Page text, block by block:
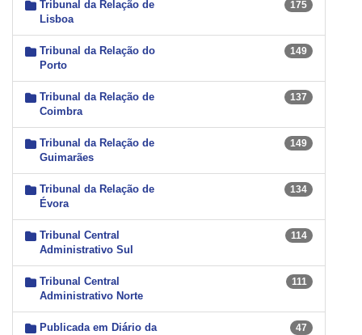
Tribunal da Relação de
Lisboa
175
Tribunal da Relação do
Porto
149
Tribunal da Relação de
Coimbra
137
Tribunal da Relação de
Guimarães
149
Tribunal da Relação de
Évora
134
Tribunal Central
Administrativo Sul
114
Tribunal Central
Administrativo Norte
111
Publicada em Diário da
47